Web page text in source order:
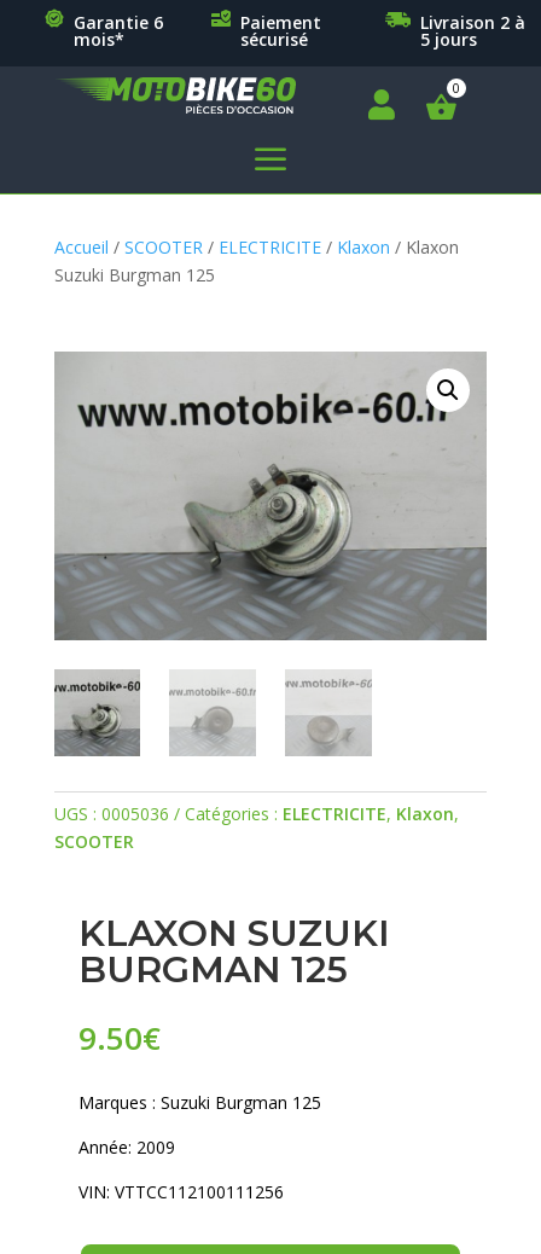
Garantie 6
mois*
Paiement
sécurisé
Livraison 2 à
5 jours

a
Accueil / SCOOTER / ELECTRICITE/ Klaxon / Klaxon
Suzuki Burgman 125
UGS : 0005036 Catégories : ELECTRICITE, Klaxon,
SCOOTER
KLAXON SUZUKI
BURGMAN 125
9.50€
Marques : Suzuki Burgman 125
Année: 2009
VIN: VTTCC112100111256